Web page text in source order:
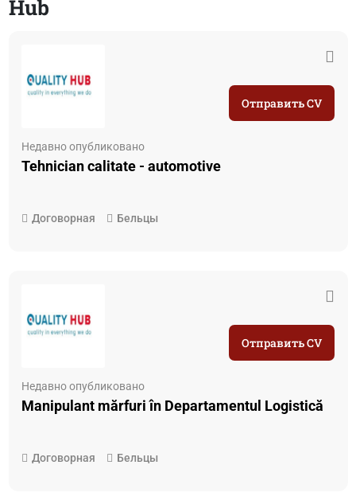
Hub
Недавно опубликовано
Tehnician calitate - automotive
Договорная Бельцы
Отправить CV
Недавно опубликовано
Manipulant mărfuri în Departamentul Logistică
Договорная Бельцы
Отправить CV